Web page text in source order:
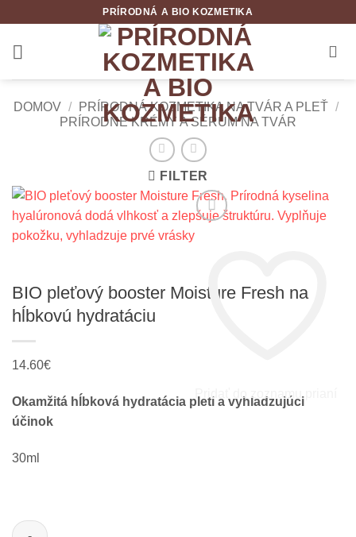
content
PRÍRODNÁ A BIO KOZMETIKA
DOMOV / PRÍRODNÁ KOZMETIKA NA TVÁR A PLEŤ /
PRÍRODNÉ KRÉMY A SÉRUM NA TVÁR
FILTER
Pridať do zoznamu prianí
BIO pleťový booster Moisture Fresh na
hĺbkovú hydratáciu
14.60€
Okamžitá hĺbková hydratácia pleti a vyhladzujúci
účinok
30ml